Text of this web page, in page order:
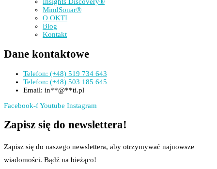
Insights Discovery®
MindSonar®
O OKTI
Blog
Kontakt
Dane kontaktowe
Telefon: (+48) 519 734 643
Telefon: (+48) 503 185 645
Email: in**@**ti.pl
Facebook-fYoutube Instagram
Zapisz się do newslettera!
Zapisz się do naszego newslettera, aby otrzymywać najnowsze
wiadomości. Bądź na bieżąco!